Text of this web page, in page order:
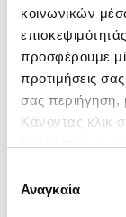
κοινωνικών
προσφέρουμε
προτιμήσεις
σας περιήγηση,
Κάνοντας κλικ
ενδιαφέρουν
συγκατάθεσης
Αναγκαία